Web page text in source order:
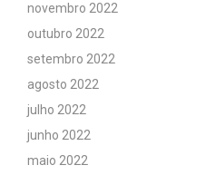
novembro 2022
outubro 2022
setembro 2022
agosto 2022
julho 2022
junho 2022
maio 2022